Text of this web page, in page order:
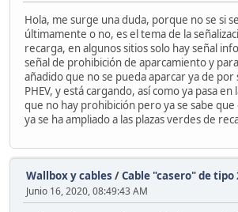
Hola, me surge una duda, porque no se si
últimamente o no, es el tema de la
recarga, en algunos sitios solo hay señal
señal de prohibición de aparcamiento y
añadido que no se pueda aparcar ya de por
PHEV, y está cargando, así como ya pasa
que no hay prohibición pero ya se sabe que
ya se ha ampliado a las plazas verdes de
Wallbox y cables /Cable "casero" de tipo
Junio 16, 2020, 08:49:43 AM